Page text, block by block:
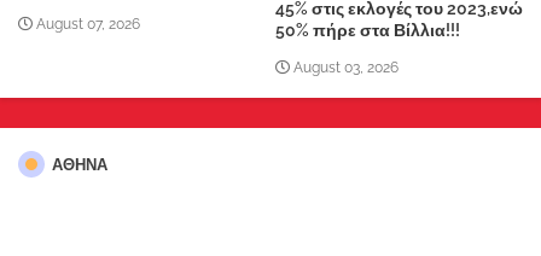
August 07, 2026
45% στις εκλογές του 2023,ενώ
50% πήρε στα Βίλλια!!!
August 03, 2026
ΑΘΗΝΑ